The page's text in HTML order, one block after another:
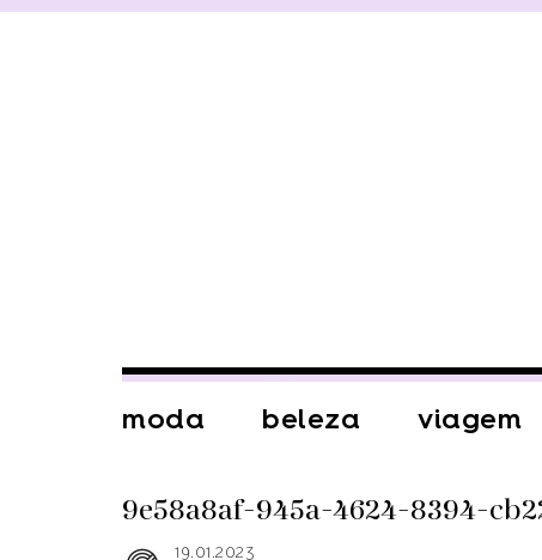
moda beleza viagem
9e58a8af-945a-4624-8394-
19.01.2023